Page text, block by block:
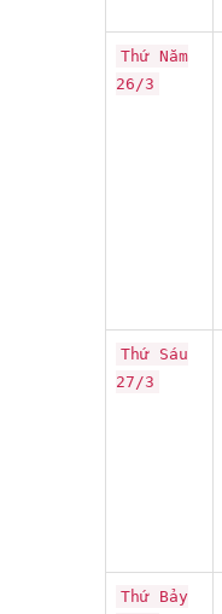
Thứ Năm
26/3
Thứ Sáu
27/3
Thứ Bảy